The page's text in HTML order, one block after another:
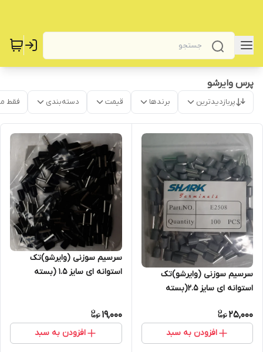
‌پرس وایرشو
پربازدیدترین برندها قیمت دسته‌بندی فقط
سرسیم سوزنی (وایرشو)تک
استوانه ای سایز 2.5(بسته
25,000
افزودن به سبد
سرسیم سوزنی (وایرشو)تک
استوانه ای سایز 1.5 (بسته
19,000
افزودن به سبد